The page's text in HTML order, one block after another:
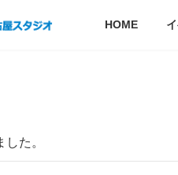
HOME
た。